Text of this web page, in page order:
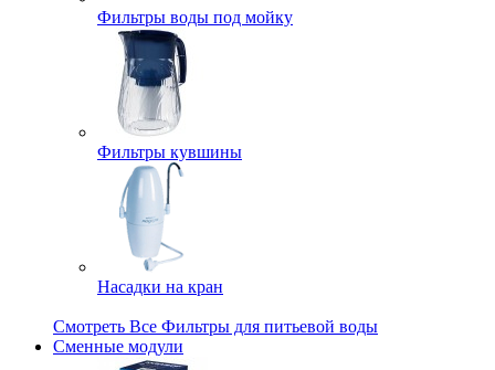
Фильтры воды под мойку
Фильтры кувшины
Насадки на кран
Смотреть Все Фильтры для питьевой воды
Сменные модули